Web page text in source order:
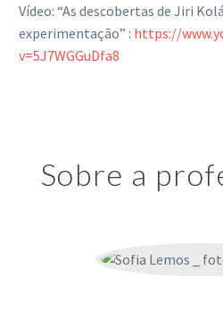
Vídeo: “As descobertas de Jiri
experimentação” : https://
v=5J7WGGuDfa8
Sobre a